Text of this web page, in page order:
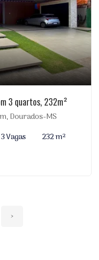
3 quartos, 232m²
Dourados-MS
3 Vagas
232 m²
›